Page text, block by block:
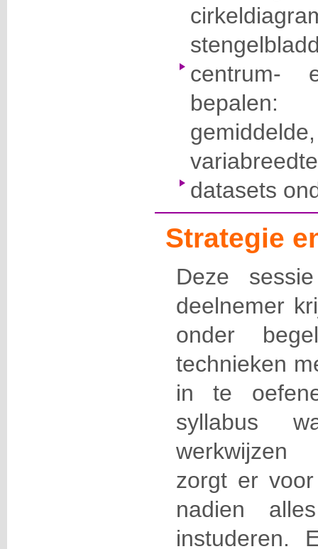
centrum-
variabreedte
datasets
Strategie
Deze
deelnemer
onder
technieken
in te
syllabus
werkwijzen
zorgt er
nadien
instuderen.